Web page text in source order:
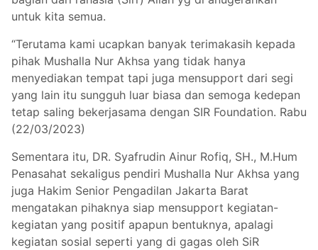
untuk kita semua.
“Terutama kami ucapkan banyak terimakasih kepada
pihak Mushalla Nur Akhsa yang tidak hanya
menyediakan tempat tapi juga mensupport dari segi
yang lain itu sungguh luar biasa dan semoga kedepan
tetap saling bekerjasama dengan SIR Foundation. Rabu
(22/03/2023)
Sementara itu, DR. Syafrudin Ainur Rofiq, SH., M.Hum
Penasahat sekaligus pendiri Mushalla Nur Akhsa yang
juga Hakim Senior Pengadilan Jakarta Barat
mengatakan pihaknya siap mensupport kegiatan-
kegiatan yang positif apapun bentuknya, apalagi
kegiatan sosial seperti yang di gagas oleh SiR